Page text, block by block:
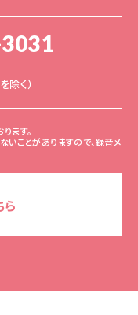
除く）
ます。
ことがありますので、録音メ